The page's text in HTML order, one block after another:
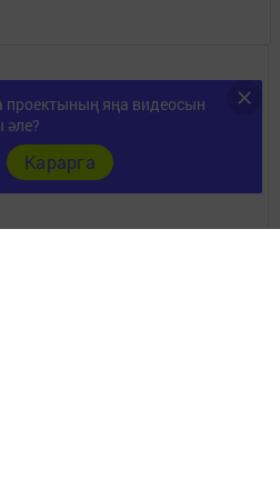
проектының яңа видеосын
Карарга
222 09 84